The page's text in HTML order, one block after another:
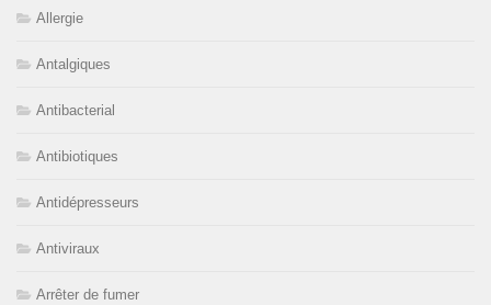
Allergie
Antalgiques
Antibacterial
Antibiotiques
Antidépresseurs
Antiviraux
Arrêter de fumer